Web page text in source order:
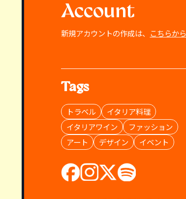
Account
新規アカウントの作成は、 こちらから
Tags
トラベル
イタリア料理
イタリアワイン
ファッション
アート
デザイン イベント